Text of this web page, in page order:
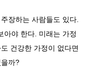
장하는 사람들도 있다.
아야 한다. 미래는 가정
건강한 가정이 없다면
까?